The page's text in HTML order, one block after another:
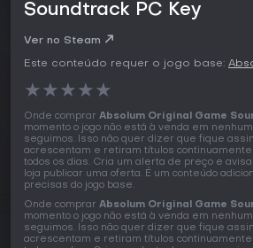
Soundtrack PC Key
Ver no Steam
Este conteúdo requer o jogo base:
★★★★★
Onde comprar Absolum Original Game
momento o jogo não está à venda em
seguimos. Isso não quer dizer que fique
acrescentam e retiram títulos
todos os dias. Cria um alerta de preço e
loja publicar uma oferta. É um conteúdo
precisas do jogo base.
Onde comprar Absolum Original Game
momento o jogo não está à venda em
seguimos. Isso não quer dizer que fique
acrescentam e retiram títulos